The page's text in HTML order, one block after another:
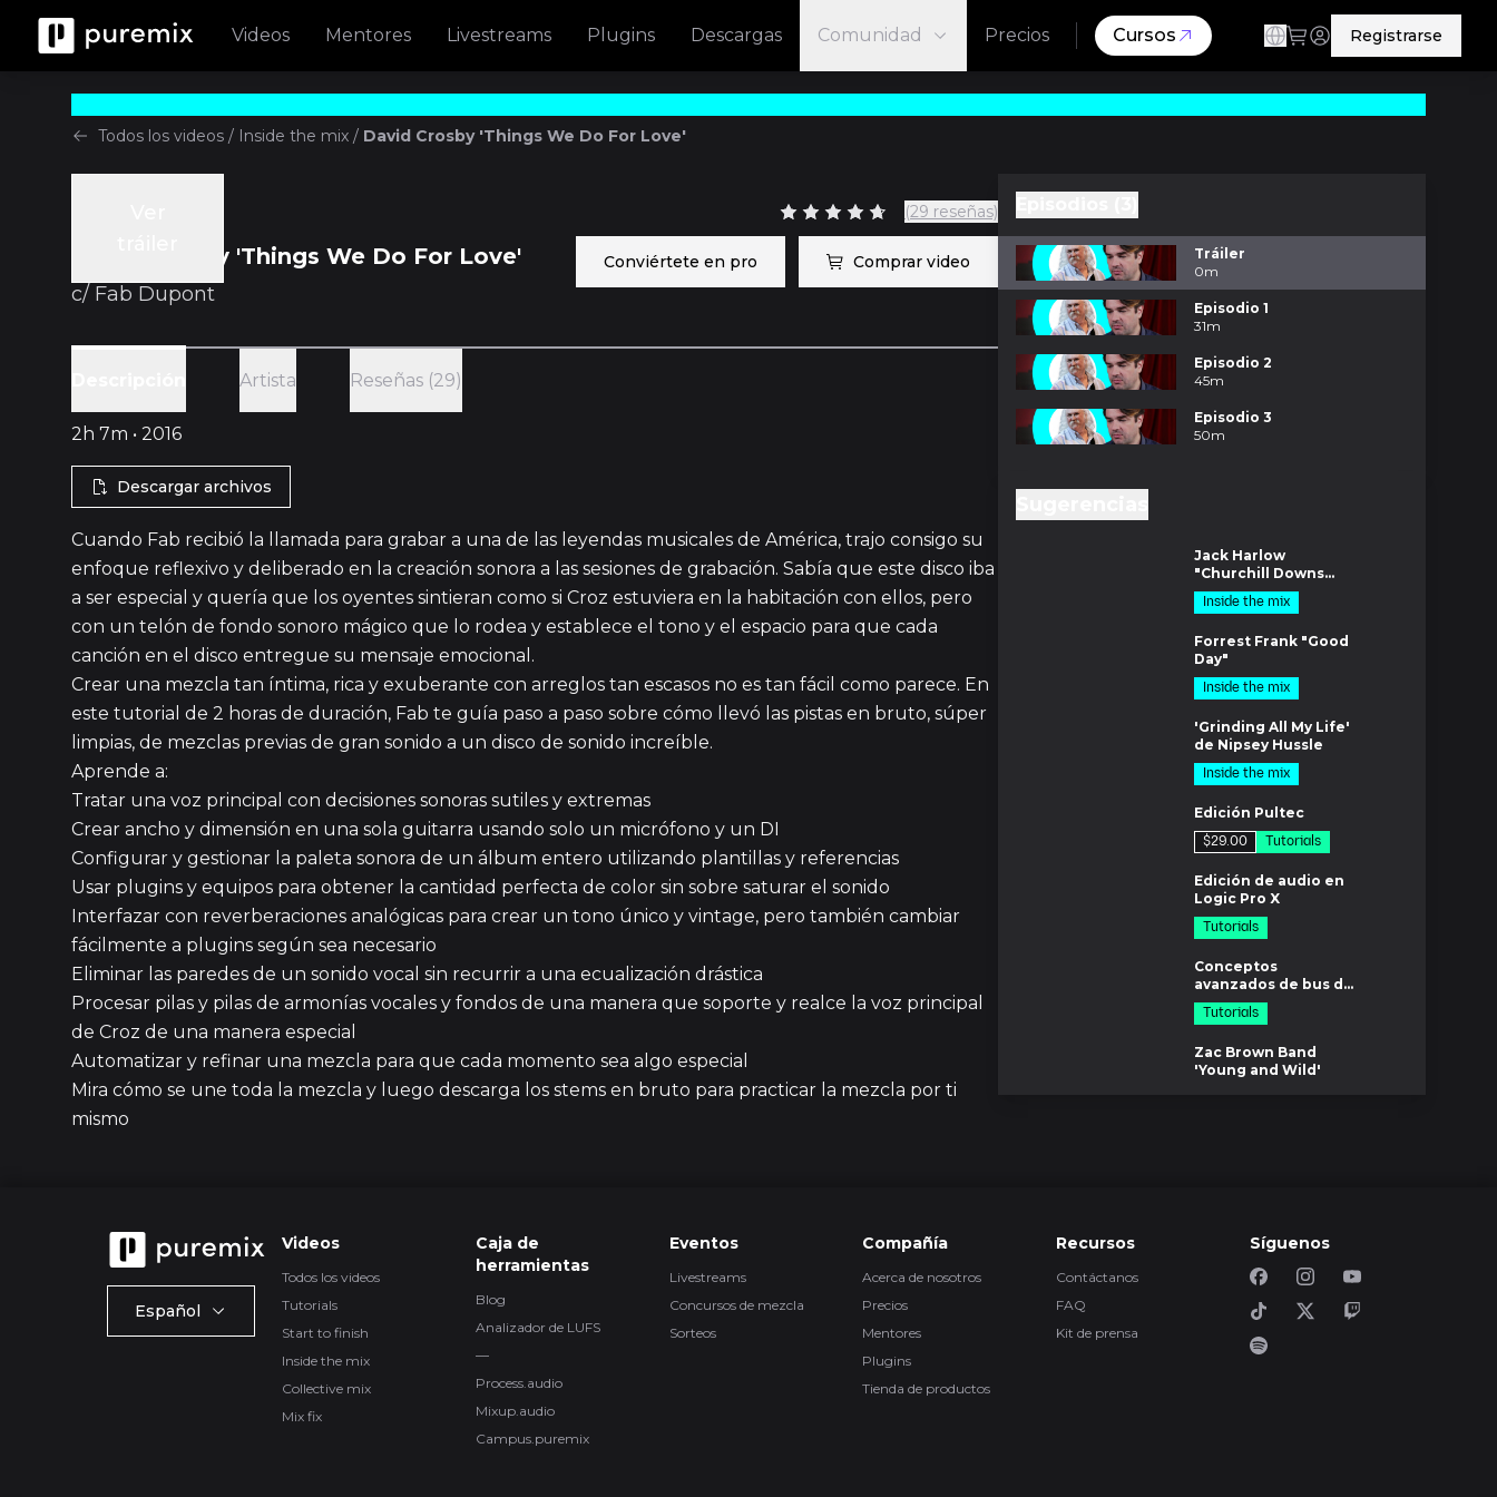
Videos Mentores Livestreams Plugins Descargas Comunidad Precios Cursos Registrarse
Todos los videos / Inside the mix / David Crosby 'Things We Do For Love'
David Crosby 'Things We Do For Love'
c/ Fab Dupont
(29 reseñas)
Conviértete en pro Comprar video
Artista Reseñas (29)
2h 7m • 2016
Descargar archivos
Cuando Fab recibió la llamada para grabar a una de las leyendas musicales de América, trajo consigo su
enfoque reflexivo y deliberado en la creación sonora a las sesiones de grabación. Sabía que este disco iba
a ser especial y quería que los oyentes sintieran como si Croz estuviera en la habitación con ellos, pero
con un telón de fondo sonoro mágico que lo rodea y establece el tono y el espacio para que cada
canción en el disco entregue su mensaje emocional.
Crear una mezcla tan íntima, rica y exuberante con arreglos tan escasos no es tan fácil como parece. En
este tutorial de 2 horas de duración, Fab te guía paso a paso sobre cómo llevó las pistas en bruto, súper
limpias, de mezclas previas de gran sonido a un disco de sonido increíble.
Aprende a:
Tratar una voz principal con decisiones sonoras sutiles y extremas
Crear ancho y dimensión en una sola guitarra usando solo un micrófono y un DI
Configurar y gestionar la paleta sonora de un álbum entero utilizando plantillas y referencias
Usar plugins y equipos para obtener la cantidad perfecta de color sin sobre saturar el sonido
Interfazar con reverberaciones analógicas para crear un tono único y vintage, pero también cambiar
fácilmente a plugins según sea necesario
Eliminar las paredes de un sonido vocal sin recurrir a una ecualización drástica
Procesar pilas y pilas de armonías vocales y fondos de una manera que soporte y realce la voz principal
de Croz de una manera especial
Automatizar y refinar una mezcla para que cada momento sea algo especial
Mira cómo se une toda la mezcla y luego descarga los stems en bruto para practicar la mezcla por ti
mismo
Tráiler
0m
Episodio 1
31m
Episodio 2
45m
Episodio 3
50m
2 episodios
Jack Harlow
"Churchill Downs
Featuring Drake"
Inside the mix
Forrest Frank "Good
Day"
Inside the mix
2 episodios
'Grinding All My Life'
de Nipsey Hussle
Inside the mix
Edición Pultec
$29.00
Tutorials
Edición de audio en
Logic Pro X
Tutorials
Conceptos
avanzados de bus de
mezcla
Tutorials
Zac Brown Band
'Young and Wild'
Creando ediciones
Tutorials
Puertas de ruido y
Español
Videos
Todos los videos
Tutorials
Start to finish
Inside the mix
Collective mix
Mix fix
Caja de
herramientas
Blog
Analizador de LUFS
—
Process.audio
Mixup.audio
Campus.puremix
Eventos
Livestreams
Concursos de mezcla
Sorteos
Compañía
Acerca de nosotros
Precios
Mentores
Plugins
Tienda de productos
Recursos
Contáctanos
FAQ
Kit de prensa
Síguenos